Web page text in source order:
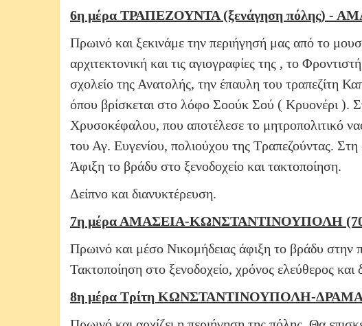
6η μέρα ΤΡΑΠΕΖΟΥΝΤΑ (ξενάγηση πόλης) -
Πρωινό και ξεκινάμε την περιήγησή μας από το
αρχιτεκτονική και τις αγιογραφίες της , το
σχολείο της Ανατολής, την έπαυλη του τραπεζίτη
όπου βρίσκεται στο λόφο Σοούκ Σού ( Κρυονέρι ).
Χρυσοκέφαλου, που αποτέλεσε το μητροπολιτικό
του Αγ. Ευγενίου, πολιούχου της Τραπεζούντας.
Άφιξη το βράδυ στο ξενοδοχείο και τακτοποίηση.
Δείπνο και διανυκτέρευση.
7η μέρα ΑΜΑΣΕΙΑ-ΚΩΝΣΤΑΝΤΙΝΟΥΠΟΛH
Πρωινό και μέσο Νικομήδειας άφιξη το βράδυ
Τακτοποίηση στο ξενοδοχείο, χρόνος ελεύθερος και
8η μέρα Τρίτη ΚΩΝΣΤΑΝΤΙΝΟΥΠΟΛΗ-ΔΡΑΜΑ